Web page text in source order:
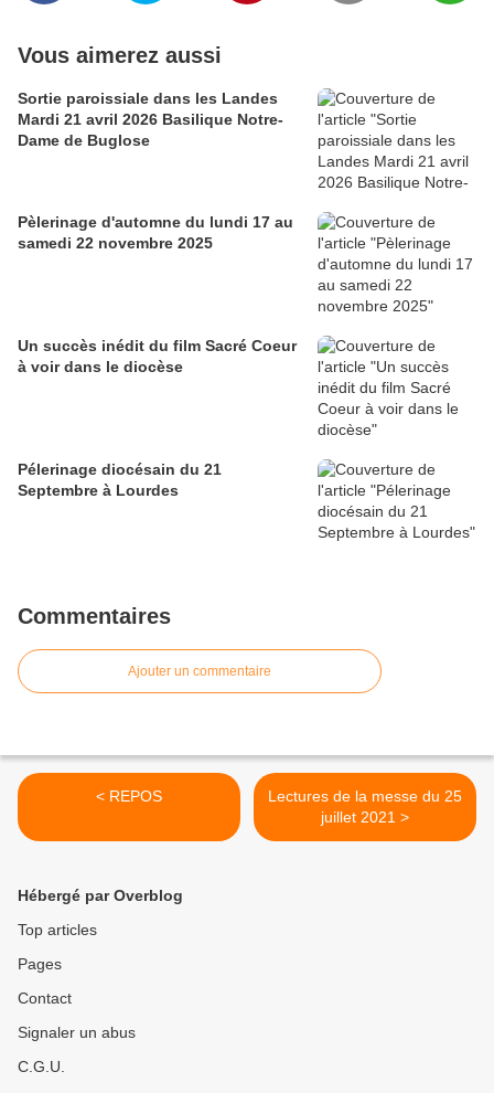
Vous aimerez aussi
Sortie paroissiale dans les Landes
Mardi 21 avril 2026 Basilique Notre-
Dame de Buglose
Pèlerinage d'automne du lundi 17 au
samedi 22 novembre 2025
Un succès inédit du film Sacré Coeur
à voir dans le diocèse
Pélerinage diocésain du 21
Septembre à Lourdes
Commentaires
Ajouter un commentaire
< REPOS
Lectures de la messe du 25
juillet 2021 >
Hébergé par Overblog
Top articles
Pages
Contact
Signaler un abus
C.G.U.